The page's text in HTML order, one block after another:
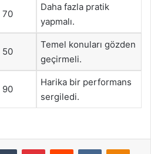
70
Daha fazla pratik
yapmalı.
50
Temel konuları gözden
geçirmeli.
90
Harika bir performans
sergiledi.
Tumblr PinterestReddit VKontakte